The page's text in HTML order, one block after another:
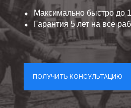
Максимально быстро до
Гарантия 5 лет на все
ПОЛУЧИТЬ КОНСУЛЬТАЦИЮ